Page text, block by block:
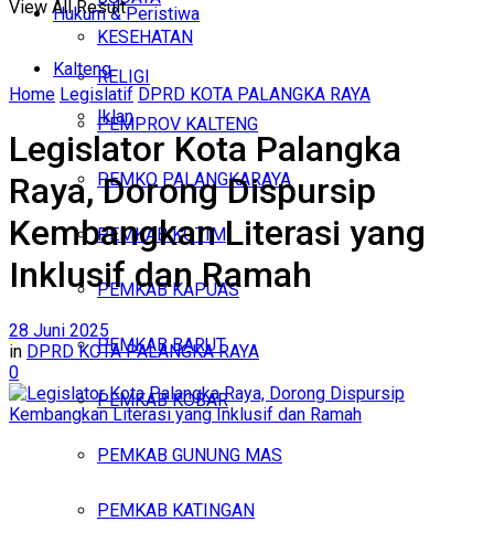
KESEHATAN
RELIGI
Iklan
Minggu, Agustus 9, 2026
Hukum & Peristiwa
Kalteng
PEMPROV KALTENG
PEMKO PALANGKARAYA
PEMKAB KOTIM
PEMKAB KAPUAS
PEMKAB BARUT
PEMKAB KOBAR
PEMKAB GUNUNG MAS
PEMKAB KATINGAN
View All Result
Home Legislatif DPRD KOTA PALANGKA RAYA
Legislator Kota Palangka
Raya, Dorong Dispursip
Kembangkan Literasi yang
Inklusif dan Ramah
28 Juni 2025
in DPRD KOTA PALANGKA RAYA
0